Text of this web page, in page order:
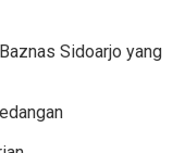
Sidoarjo yang